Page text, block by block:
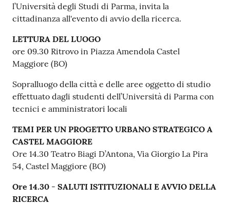
l’Università degli Studi di Parma, invita la
cittadinanza all'evento di avvio della ricerca.
LETTURA DEL LUOGO
ore 09.30 Ritrovo in Piazza Amendola Castel
Maggiore (BO)
Sopralluogo della città e delle aree oggetto di studio
effettuato dagli studenti dell’Università di Parma con
tecnici e amministratori locali
TEMI PER UN PROGETTO URBANO STRATEGICO A
CASTEL MAGGIORE
Ore 14.30 Teatro Biagi D’Antona, Via Giorgio La Pira
54, Castel Maggiore (BO)
Ore 14.30 - SALUTI ISTITUZIONALI E AVVIO DELLA
RICERCA